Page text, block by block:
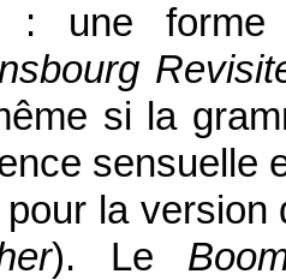
: une forme
si la
la
). Le